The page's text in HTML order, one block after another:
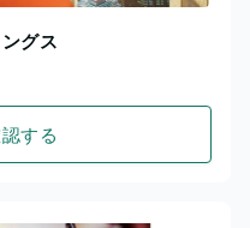
グス
する